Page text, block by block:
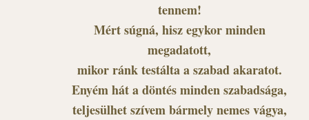
tennem!
Mért súgná, hisz egykor minden
megadatott,
mikor ránk testálta a szabad akaratot.
Enyém hát a döntés minden szabadsága,
teljesülhet szívem bármely nemes vágya,